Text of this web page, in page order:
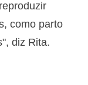
como parto
diz Rita.